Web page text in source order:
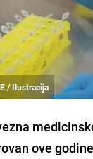
/ Ilustracija
ove